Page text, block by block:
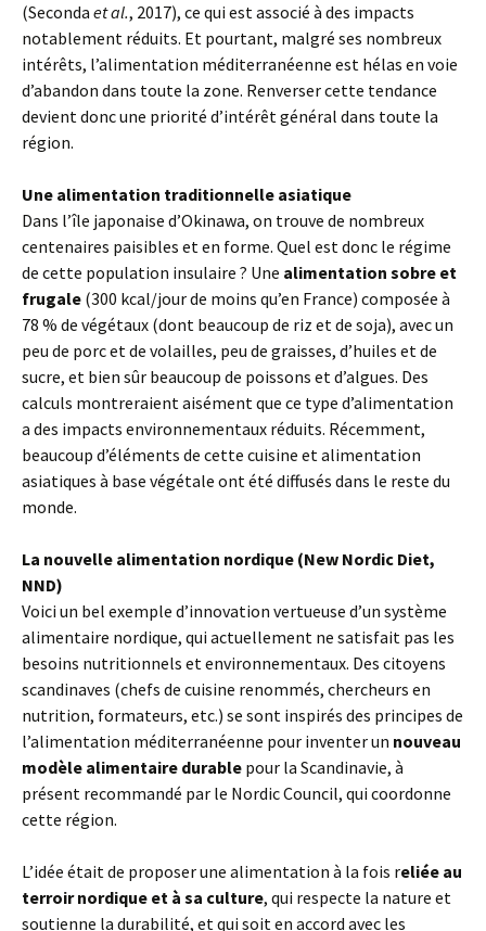
(Seconda et al., 2017), ce qui est associé à des impacts
notablement réduits. Et pourtant, malgré ses nombreux
intérêts, l’alimentation méditerranéenne est hélas en voie
d’abandon dans toute la zone. Renverser cette tendance
devient donc une priorité d’intérêt général dans toute la
région.
Une alimentation traditionnelle asiatique
Dans l’île japonaise d’Okinawa, on trouve de nombreux
centenaires paisibles et en forme. Quel est donc le régime
de cette population insulaire ? Une alimentation sobre et
frugale (300 kcal/jour de moins qu’en France) composée à
78 % de végétaux (dont beaucoup de riz et de soja), avec un
peu de porc et de volailles, peu de graisses, d’huiles et de
sucre, et bien sûr beaucoup de poissons et d’algues. Des
calculs montreraient aisément que ce type d’alimentation
a des impacts environnementaux réduits. Récemment,
beaucoup d’éléments de cette cuisine et alimentation
asiatiques à base végétale ont été diffusés dans le reste du
monde.
La nouvelle alimentation nordique (New Nordic Diet,
NND)
Voici un bel exemple d’innovation vertueuse d’un système
alimentaire nordique, qui actuellement ne satisfait pas les
besoins nutritionnels et environnementaux. Des citoyens
scandinaves (chefs de cuisine renommés, chercheurs en
nutrition, formateurs, etc.) se sont inspirés des principes de
l’alimentation méditerranéenne pour inventer un nouveau
modèle alimentaire durable pour la Scandinavie, à
présent recommandé par le Nordic Council, qui coordonne
cette région.
L’idée était de proposer une alimentation à la fois reliée au
terroir nordique et à sa culture, qui respecte la nature et
soutienne la durabilité, et qui soit en accord avec les